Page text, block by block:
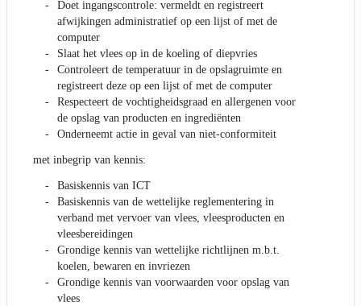
Doet ingangscontrole: vermeldt en registreert
afwijkingen administratief op een lijst of met de
computer
Slaat het vlees op in de koeling of diepvries
Controleert de temperatuur in de opslagruimte en
registreert deze op een lijst of met de computer
Respecteert de vochtigheidsgraad en allergenen voor
de opslag van producten en ingrediënten
Onderneemt actie in geval van niet-conformiteit
met inbegrip van kennis:
Basiskennis van ICT
Basiskennis van de wettelijke reglementering in
verband met vervoer van vlees, vleesproducten en
vleesbereidingen
Grondige kennis van wettelijke richtlijnen m.b.t.
koelen, bewaren en invriezen
Grondige kennis van voorwaarden voor opslag van
vlees